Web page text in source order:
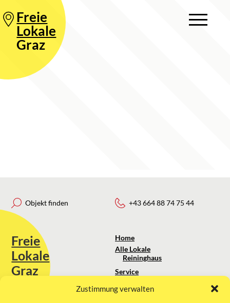
Zustimmung verwalten
Freie
Lokale
Graz
Objekt finden
Freie
Lokale
Graz
Sie erreichen uns unter:
+43 664 88 74 75 44
Home
Alle Lokale
Reininghaus
Service
Über uns